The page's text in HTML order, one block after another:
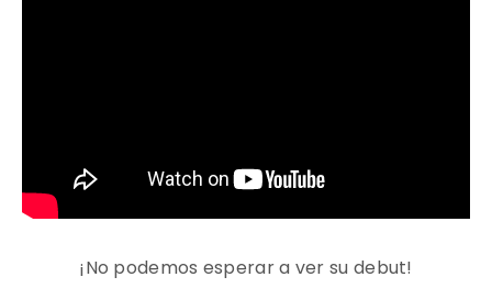
¡No podemos esperar a ver su debut!